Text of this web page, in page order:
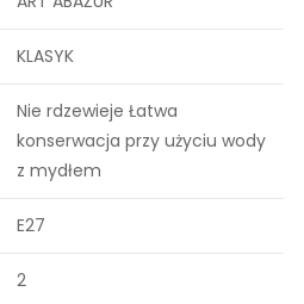
KLASYK
Nie rdzewieje Łatwa
konserwacja przy użyciu wody
z mydłem
E27
2